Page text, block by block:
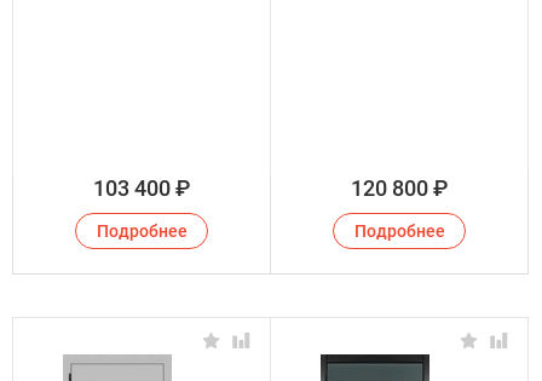
103 400₽
Подробнее
120 800₽
Подробнее